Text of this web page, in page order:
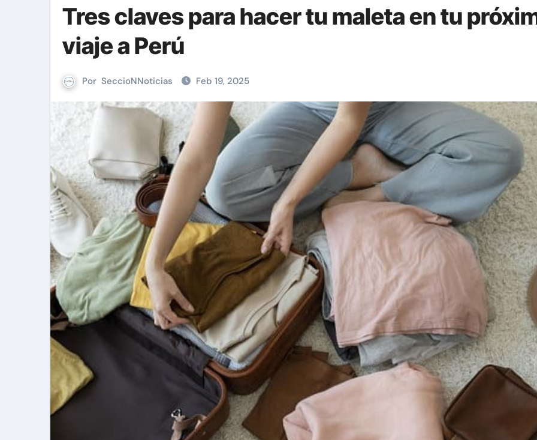
Tres claves para hacer tu maleta en tu
viaje a Perú
Por SeccioNNoticias Feb 19, 2025